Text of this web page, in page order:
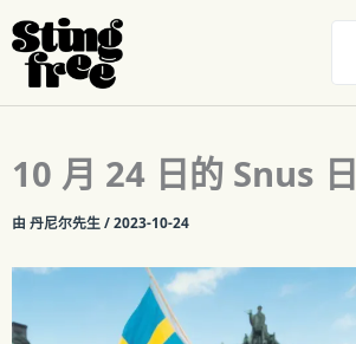
至
容
10 月 24 日的 Snus 日
由 丹尼尔先生/2023-10-24